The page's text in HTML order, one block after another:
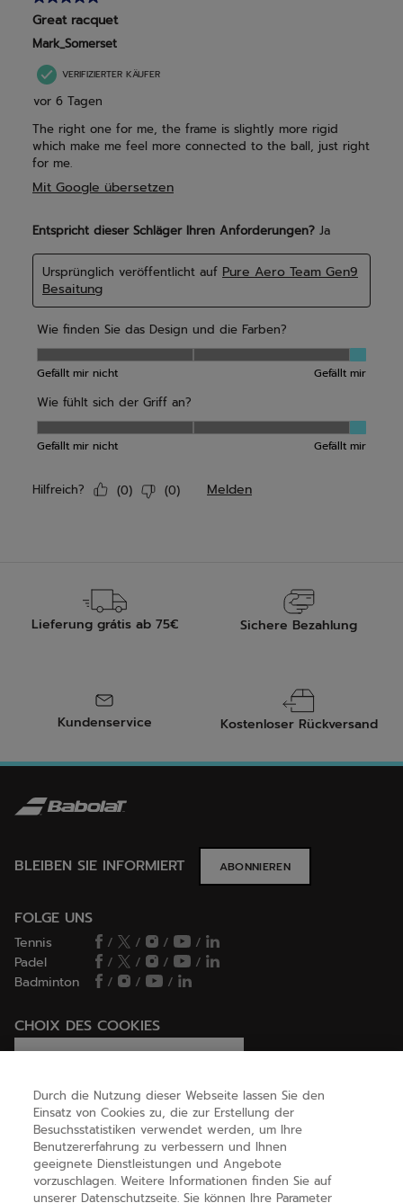
Lieferung grátis ab 75€ Sichere Bezahlung
Kundenservice Kostenloser Rückversand
BLEIBEN SIE INFORMIERT ABONNIEREN
FOLGE UNS
Tennis / / /
/
Padel
/ / /
/
Badminton
/ / /
CHOIX DES COOKIES
HILFE
Durch die Nutzung dieser Webseite lassen Sie den
Einsatz von Cookies zu, die zur Erstellung der
Besuchsstatistiken verwendet werden, um Ihre
Benutzererfahrung zu verbessern und Ihnen
geeignete Dienstleistungen und Angebote
vorzuschlagen. Weitere Informationen finden Sie auf
unserer Datenschutzseite. Sie können Ihre Parameter